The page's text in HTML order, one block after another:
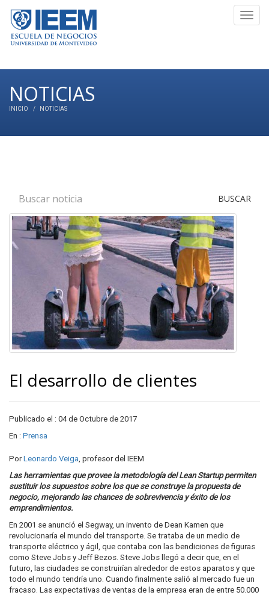
NOTICIAS
INICIO NOTICIAS
BUSCAR
El desarrollo de clientes
Publicado el : 04 de Octubre de 2017
En : Prensa
PorLeonardo Veiga, profesor del IEEM
Las herramientas que provee la metodología del Lean Startup permiten
sustituir los supuestos sobre los que se construye la propuesta de
negocio, mejorando las chances de sobrevivencia y éxito de los
emprendimientos.
En 2001 se anunció el Segway, un invento de Dean Kamen que
revolucionaría el mundo del transporte. Se trataba de un medio de
transporte eléctrico y ágil, que contaba con las bendiciones de figuras
como Steve Jobs y Jeff Bezos. Steve Jobs llegó a decir que, en el
futuro, las ciudades se construirían alrededor de estos aparatos y que
todo el mundo tendría uno. Cuando finalmente salió al mercado fue un
fracaso. Las expectativas de ventas de la empresa eran de entre 50.000